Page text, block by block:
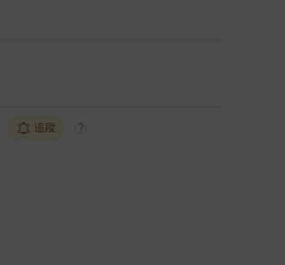
追蹤 ?